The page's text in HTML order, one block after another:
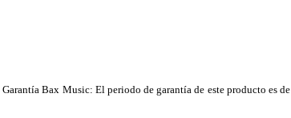
Garantía Bax Music: El periodo de garantía de este producto es de